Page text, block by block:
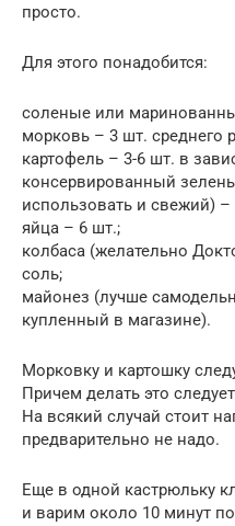
просто.
Для этого понадобится:
соленые или
морковь – 3 шт. среднего
картофель – 3-6 шт. в
консервированный
использовать и свежий) –
яйца – 6 шт.;
колбаса (желательно
соль;
майонез (лучше
купленный в магазине).
Морковку и картошку
Причем делать это
На всякий случай стоит
предварительно не надо.
Еще в одной кастрюльку
и варим около 10 минут